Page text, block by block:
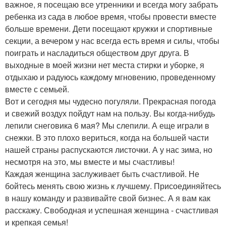
важное, я посещаю все утренники и всегда могу забрать
ребенка из сада в любое время, чтобы провести вместе
больше времени. Дети посещают кружки и спортивные
секции, а вечером у нас всегда есть время и силы, чтобы
поиграть и насладиться обществом друг друга. В
выходные в моей жизни нет места стирки и уборке, я
отдыхаю и радуюсь каждому мгновению, проведенному
вместе с семьей.
Вот и сегодня мы чудесно погуляли. Прекрасная погода
и свежий воздух пойдут нам на пользу. Вы когда-нибудь
лепили снеговика 6 мая? Мы слепили. А еще играли в
снежки. В это плохо вериться, когда на большей части
нашей страны распускаются листочки. А у нас зима, но
несмотря на это, мы вместе и мы счастливы!
Каждая женщина заслуживает быть счастливой. Не
бойтесь менять свою жизнь к лучшему. Присоединяйтесь
в нашу команду и развивайте свой бизнес. А я вам как
расскажу. Свободная и успешная женщина - счастливая
и крепкая семья!